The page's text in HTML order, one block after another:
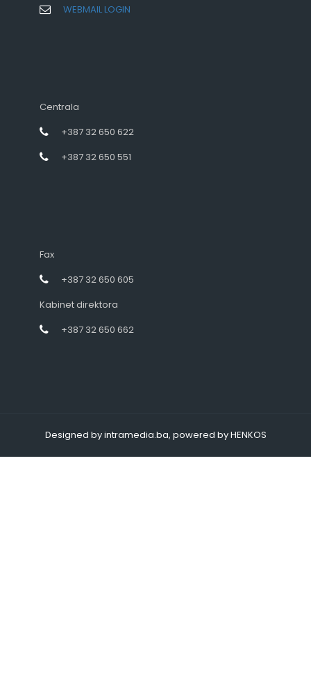
WEBMAIL LOGIN
Centrala
+387 32 650 622
+387 32 650 551
Fax
+387 32 650 605
Kabinet direktora
+387 32 650 662
Designed by intramedia.ba, powered by HENKOS